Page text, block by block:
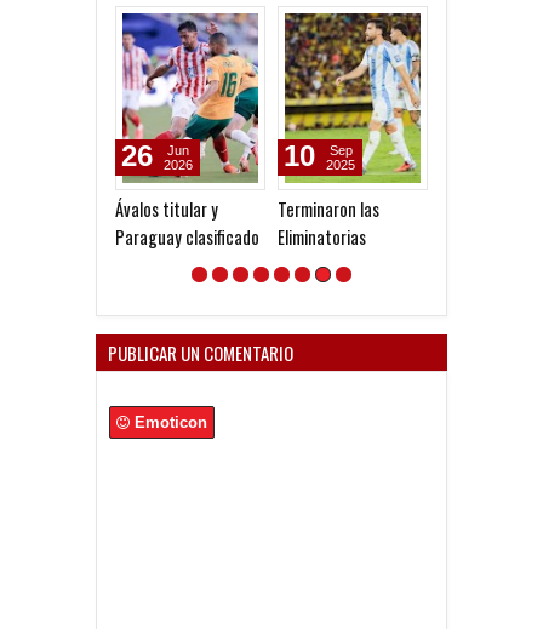
Ávalos titular y
Paraguay clasificado
26
Jun
2026
Terminaron las
Eliminatorias
10
Sep
2025
PUBLICAR UN COMENTARIO
Emoticon